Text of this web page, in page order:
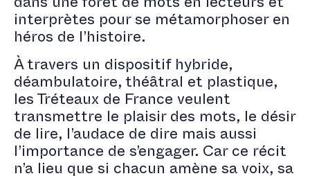
dans une forêt de mots en lecteurs et
interprètes pour se métamorphoser en
héros de l’histoire.
À travers un dispositif hybride,
déambulatoire, théâtral et plastique,
les Tréteaux de France veulent
transmettre le plaisir des mots, le désir
de lire, l’audace de dire mais aussi
l’importance de s’engager. Car ce récit
n’a lieu que si chacun amène sa voix, sa